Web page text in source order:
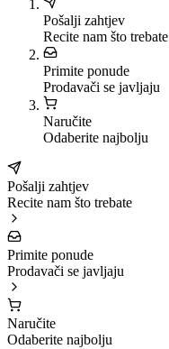
Pošalji zahtjev
Recite nam što trebate
Primite ponude
Prodavači se javljaju
Naručite
Odaberite najbolju
Pošalji zahtjev
Recite nam što trebate
Primite ponude
Prodavači se javljaju
Naručite
Odaberite najbolju